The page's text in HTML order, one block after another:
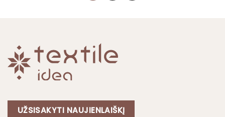
UŽSISAKYTI NAUJIENLAIŠKĮ